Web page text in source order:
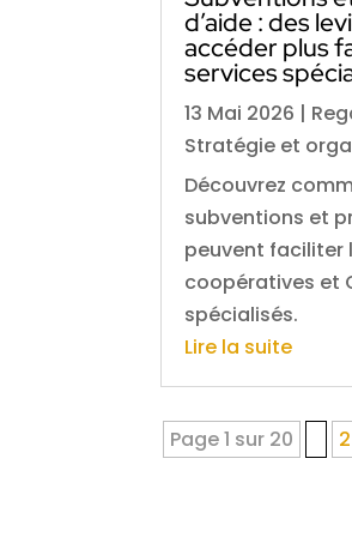
d’aide : des
accéder plus
services
13 Mai 2026 |
Stratégie et
Découvrez
subventions et
peuvent faciliter
coopératives et
spécialisés.
Lire la suite
Page 1 sur 20 2